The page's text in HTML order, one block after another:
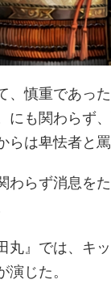
、慎重であっ
にも関わらず
らは卑怯者と罵
わらず消息を
丸』では、キ
演じた。